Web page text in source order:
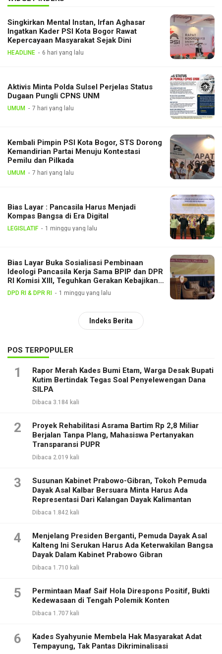
Singkirkan Mental Instan, Irfan Aghasar
Ingatkan Kader PSI Kota Bogor Rawat
Kepercayaan Masyarakat Sejak Dini
HEADLINE 6 hari yang lalu
Aktivis Minta Polda Sulsel Perjelas Status
Dugaan Pungli CPNS UNM
UMUM 7 hari yang lalu
Kembali Pimpin PSI Kota Bogor, STS Dorong
Kemandirian Partai Menuju Kontestasi
Pemilu dan Pilkada
UMUM 7 hari yang lalu
Bias Layar : Pancasila Harus Menjadi
Kompas Bangsa di Era Digital
LEGISLATIF 1 minggu yang lalu
Bias Layar Buka Sosialisasi Pembinaan
Ideologi Pancasila Kerja Sama BPIP dan DPR
RI Komisi XIII, Teguhkan Gerakan Kebajikan
Pancasila di Tengah Masyarakat
DPD RI & DPR RI 1 minggu yang lalu
Indeks Berita
POS TERPOPULER
1
Rapor Merah Kades Bumi Etam, Warga Desak Bupati
Kutim Bertindak Tegas Soal Penyelewengan Dana
SILPA
Dibaca 3.184 kali
2
Proyek Rehabilitasi Asrama Bartim Rp 2,8 Miliar
Berjalan Tanpa Plang, Mahasiswa Pertanyakan
Transparansi PUPR
Dibaca 2.019 kali
3
Susunan Kabinet Prabowo-Gibran, Tokoh Pemuda
Dayak Asal Kalbar Bersuara Minta Harus Ada
Representasi Dari Kalangan Dayak Kalimantan
Dibaca 1.842 kali
4
Menjelang Presiden Berganti, Pemuda Dayak Asal
Kalteng Ini Serukan Harus Ada Keterwakilan Bangsa
Dayak Dalam Kabinet Prabowo Gibran
Dibaca 1.710 kali
5
Permintaan Maaf Saif Hola Direspons Positif, Bukti
Kedewasaan di Tengah Polemik Konten
Dibaca 1.707 kali
6
Kades Syahyunie Membela Hak Masyarakat Adat
Tempayung, Tak Pantas Dikriminalisasi